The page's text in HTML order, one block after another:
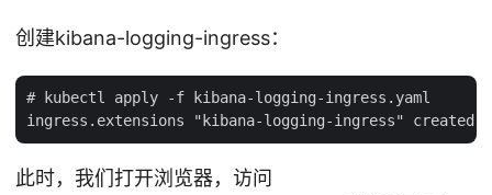
创建kibana-logging-ingress：
# kubectl apply -f kibana-logging-ingress.yaml
此时，我们打开浏览器，访问